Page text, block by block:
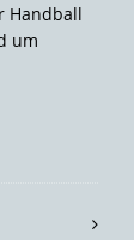
Handball
um